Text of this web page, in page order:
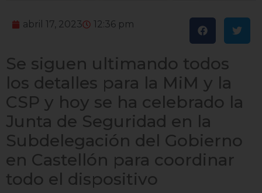
abril 17, 2023 12:36 pm
Se siguen ultimando todos
los detalles para la MiM y la
CSP y hoy se ha celebrado la
Junta de Seguridad en la
Subdelegación del Gobierno
en Castellón para coordinar
todo el dispositivo